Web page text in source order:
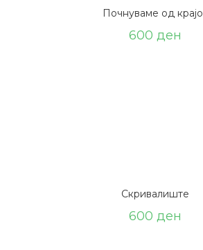
Почнуваме од
600 ден
Скривалиште
600 ден